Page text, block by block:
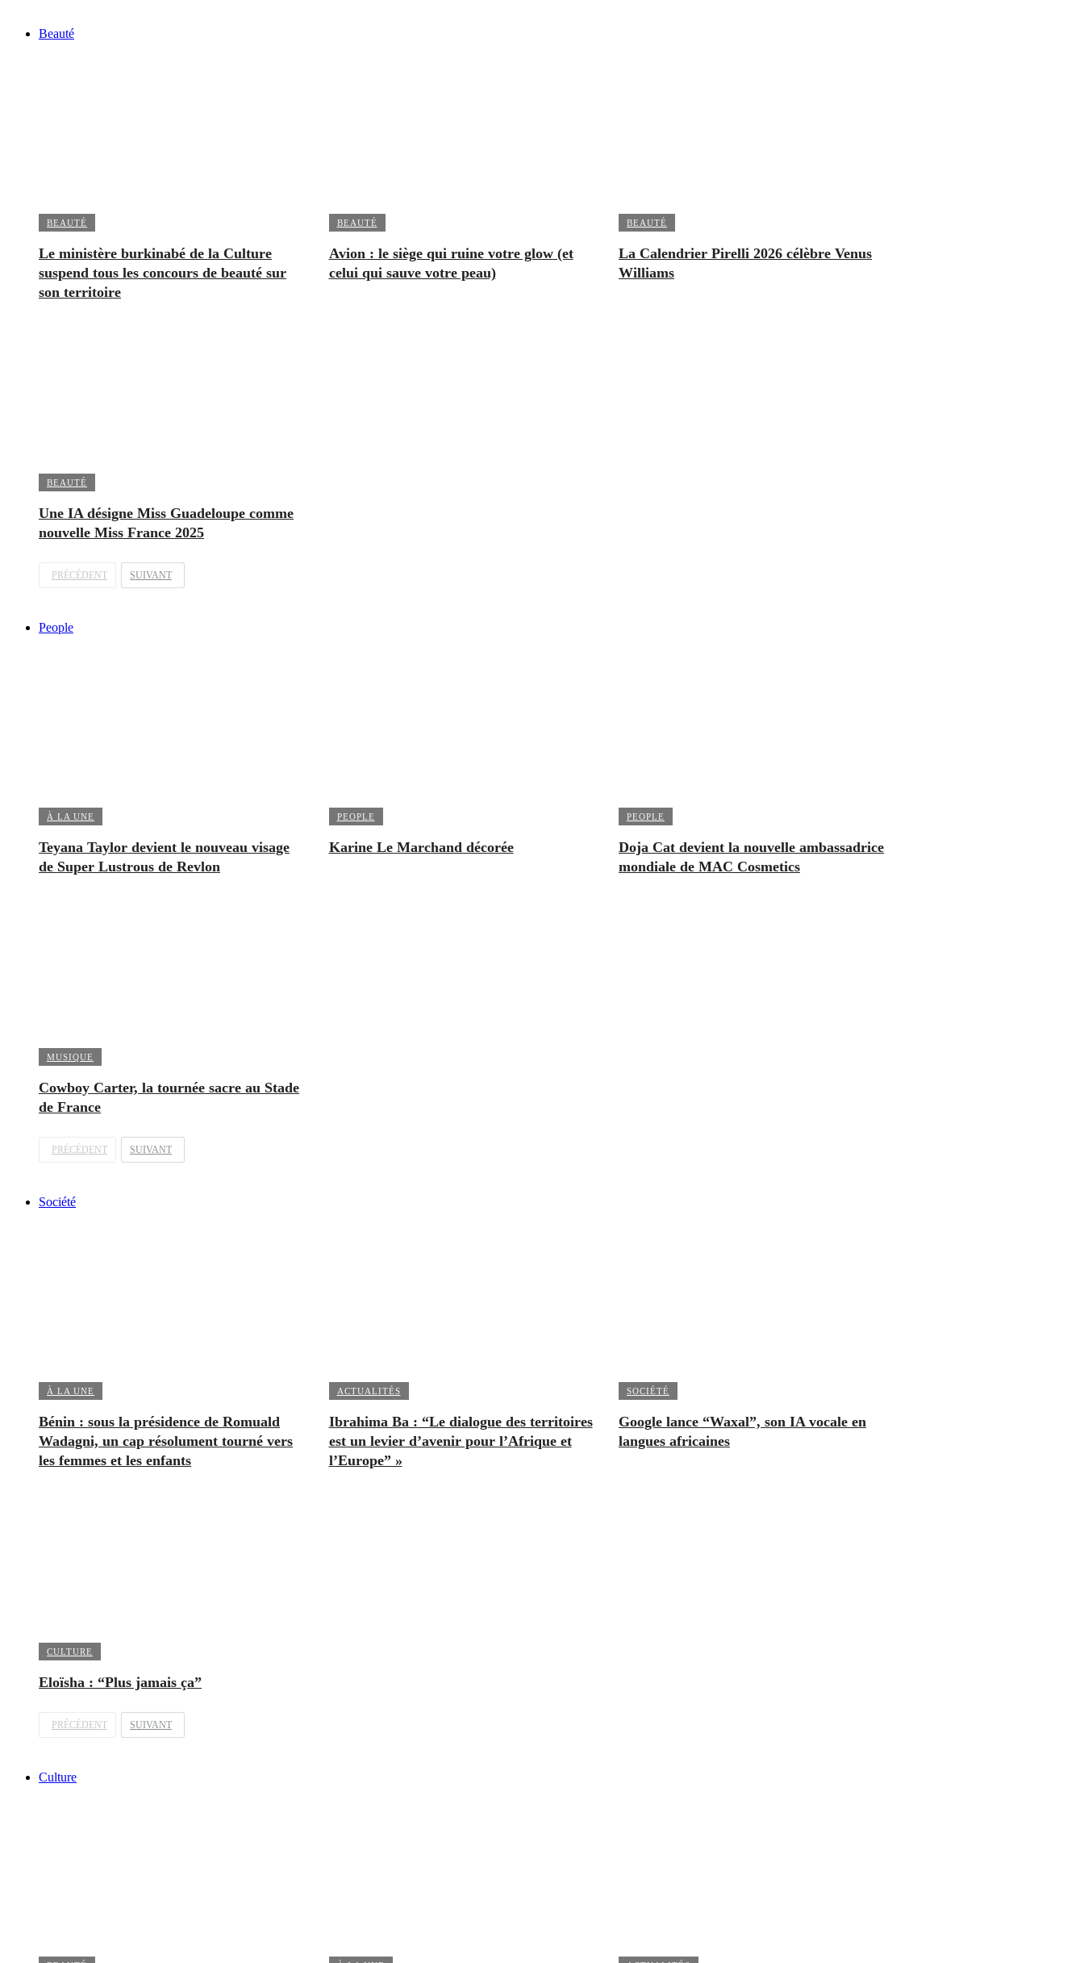
Beauté
BEAUTÉ
Le ministère burkinabé de la Culture
suspend tous les concours de beauté sur
son territoire
BEAUTÉ
Avion : le siège qui ruine votre glow (et
celui qui sauve votre peau)
BEAUTÉ
La Calendrier Pirelli 2026 célèbre Venus
Williams
BEAUTÉ
Une IA désigne Miss Guadeloupe comme
nouvelle Miss France 2025
PRÉCÉDENT SUIVANT
People
À LA UNE
Teyana Taylor devient le nouveau visage
de Super Lustrous de Revlon
PEOPLE
Karine Le Marchand décorée
PEOPLE
Doja Cat devient la nouvelle ambassadrice
mondiale de MAC Cosmetics
MUSIQUE
Cowboy Carter, la tournée sacre au Stade
de France
PRÉCÉDENT SUIVANT
Société
À LA UNE
Bénin : sous la présidence de Romuald
Wadagni, un cap résolument tourné vers
les femmes et les enfants
ACTUALITÉS
Ibrahima Ba : “Le dialogue des territoires
est un levier d’avenir pour l’Afrique et
l’Europe” »
SOCIÉTÉ
Google lance “Waxal”, son IA vocale en
langues africaines
CULTURE
Eloïsha : “Plus jamais ça”
PRÉCÉDENT SUIVANT
Culture